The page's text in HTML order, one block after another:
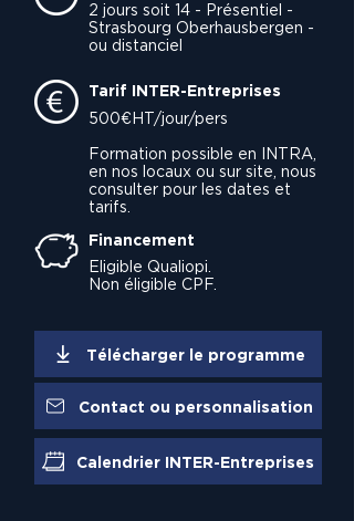
2 jours soit 14 - Présentiel -
Strasbourg Oberhausbergen -
ou distanciel
Tarif INTER-Entreprises
500€HT/jour/pers
Formation possible en INTRA,
en nos locaux ou sur site, nous
consulter pour les dates et
tarifs.
Financement
Eligible Qualiopi.
Non éligible CPF.
Télécharger le programme
Contact ou personnalisation
Calendrier INTER-Entreprises